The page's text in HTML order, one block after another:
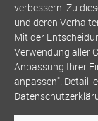
verbessern. Zu
und deren
Mit der
Verwendung aller
Anpassung Ihrer
anpassen".